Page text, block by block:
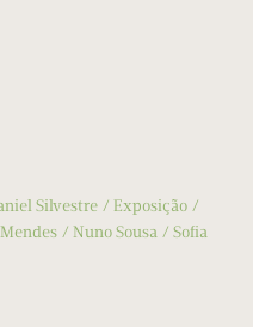
Silvestre
Exposição
Nuno Sousa
Sofia